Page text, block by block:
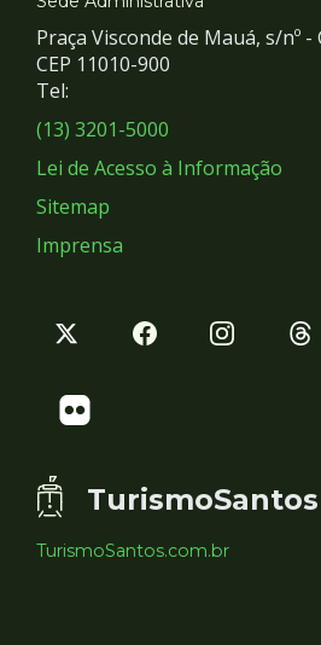
e
Redes
Sociais
Praça Visconde de Mauá, s/nº
CEP 11010-900
Tel:
(13) 3201-5000
Lei de Acesso à Informação
Sitemap
Imprensa
TurismoSantos
TurismoSantos.com.br